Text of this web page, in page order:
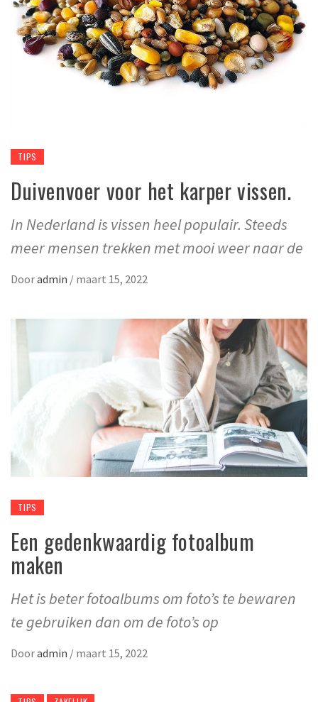
TIPS
Duivenvoer voor het karper vissen.
In Nederland is vissen heel populair. Steeds
meer mensen trekken met mooi weer naar de
Dooradmin / maart 15, 2022
TIPS
Een gedenkwaardig fotoalbum
maken
Het is beter fotoalbums om foto’s te bewaren
te gebruiken dan om de foto’s op
Dooradmin / maart 15, 2022